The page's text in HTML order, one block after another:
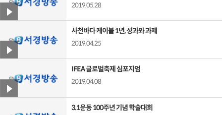
2019.05.28
사천바다 케이블 1년, 성과와 과제
2019.04.25
IFEA 글로벌축제 심포지엄
2019.04.08
3.1운동 100주년 기념 학술대회